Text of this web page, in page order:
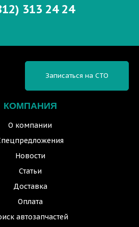
313 24 24
КОМПАНИЯ
О компании
Новости
Статьи
Доставка
Оплата
автозапчастей
Записаться на СТО